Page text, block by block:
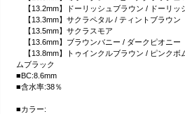
【13.2mm】ドーリッシュブラウン / ドーリッ
【13.3mm】サクラペタル / ティントブラウン
【13.5mm】サクラスモア
【13.6mm】ブラウンバニー / ダークピオニー
【13.8mm】トゥインクルブラウン / ピンクボ
ムブラック
■BC:8.6mm
■含水率:38％
■カラー: